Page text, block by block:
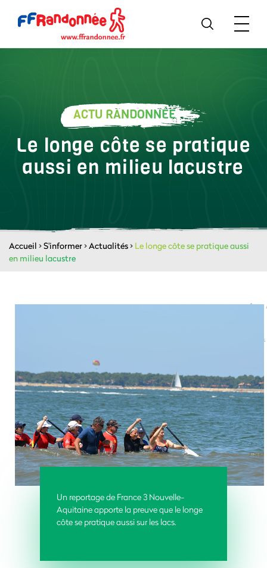
ACTU RANDONNÉE
Le longe côte se pratique
aussi en milieu lacustre
Accueil >S'informer>Actualités> Le longe côte se pratique aussi
en milieu lacustre
Un reportage de France 3 Nouvelle-
Aquitaine apporte la preuve que le longe
côte se pratique aussi sur les lacs.